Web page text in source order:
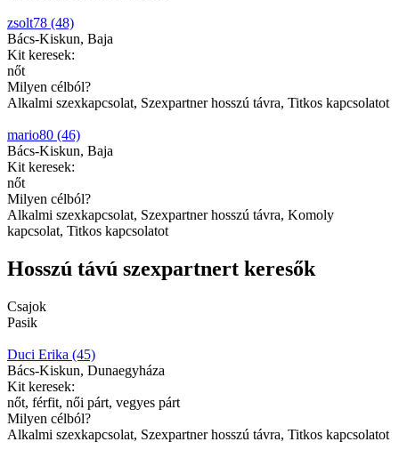
zsolt78 (48)
Bács-Kiskun, Baja
Kit keresek:
nőt
Milyen célból?
Alkalmi szexkapcsolat, Szexpartner hosszú távra, Titkos kapcsolatot
mario80 (46)
Bács-Kiskun, Baja
Kit keresek:
nőt
Milyen célból?
Alkalmi szexkapcsolat, Szexpartner hosszú távra, Komoly
kapcsolat, Titkos kapcsolatot
Hosszú távú szexpartnert keresők
Csajok
Pasik
Duci Erika (45)
Bács-Kiskun, Dunaegyháza
Kit keresek:
nőt, férfit, női párt, vegyes párt
Milyen célból?
Alkalmi szexkapcsolat, Szexpartner hosszú távra, Titkos kapcsolatot